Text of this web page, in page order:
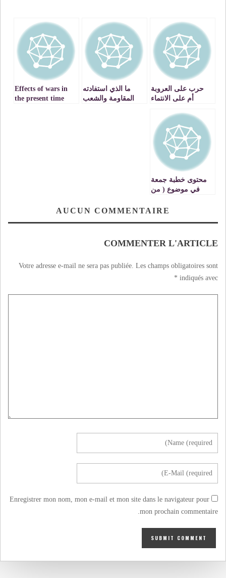
حرب على العروبة
أم على الانتماء
ما الذي استفادته
المقاومة والشعب
Effects of wars in
the present time
محتوى خطبة جمعة
في موضوع ( من
ان يسخر له صحبةAUCUN COMMENTAIRE
COMMENTER L'ARTICLE
Votre adresse e-mail ne sera pas publiée. Les champs obligatoires sont
indiqués avec
*
Enregistrer mon nom, mon e-mail et mon site dans le navigateur pour
mon prochain commentaire.